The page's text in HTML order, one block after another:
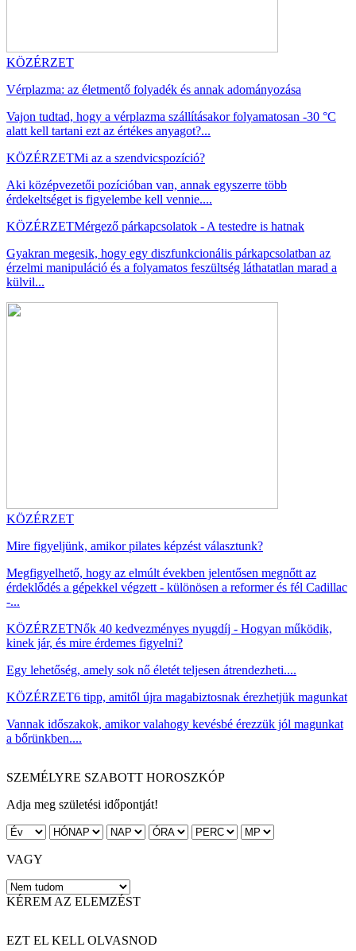
KÖZÉRZET
Vérplazma: az életmentő folyadék és annak adományozása
Vajon tudtad, hogy a vérplazma szállításakor folyamatosan -30 °C
alatt kell tartani ezt az értékes anyagot?...
KÖZÉRZETMi az a szendvicspozíció?
Aki középvezetői pozícióban van, annak egyszerre több
érdekeltséget is figyelembe kell vennie....
KÖZÉRZETMérgező párkapcsolatok - A testedre is hatnak
Gyakran megesik, hogy egy diszfunkcionális párkapcsolatban az
érzelmi manipuláció és a folyamatos feszültség láthatatlan marad a
külvil...
KÖZÉRZET
Mire figyeljünk, amikor pilates képzést választunk?
Megfigyelhető, hogy az elmúlt években jelentősen megnőtt az
érdeklődés a gépekkel végzett - különösen a reformer és fél Cadillac
-...
KÖZÉRZETNők 40 kedvezményes nyugdíj - Hogyan működik,
kinek jár, és mire érdemes figyelni?
Egy lehetőség, amely sok nő életét teljesen átrendezheti....
KÖZÉRZET6 tipp, amitől újra magabiztosnak érezhetjük magunkat
Vannak időszakok, amikor valahogy kevésbé érezzük jól magunkat
a bőrünkben....
SZEMÉLYRE SZABOTT HOROSZKÓP
Adja meg születési időpontját!
VAGY
KÉREM AZ ELEMZÉST
EZT EL KELL OLVASNOD